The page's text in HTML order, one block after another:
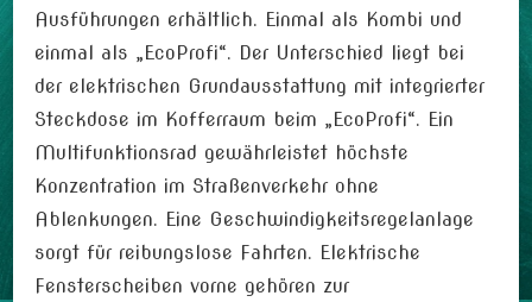
Ausführungen erhältlich. Einmal als Kombi und
einmal als „EcoProfi“. Der Unterschied liegt bei
der elektrischen Grundausstattung mit integrierter
Steckdose im Kofferraum beim „EcoProfi“. Ein
Multifunktionsrad gewährleistet höchste
Konzentration im Straßenverkehr ohne
Ablenkungen. Eine Geschwindigkeitsregelanlage
sorgt für reibungslose Fahrten. Elektrische
Fensterscheiben vorne gehören zur